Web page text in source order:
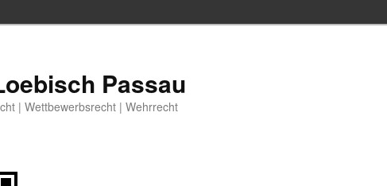
Passau
| Wettbewerbsrecht | Wehrrecht